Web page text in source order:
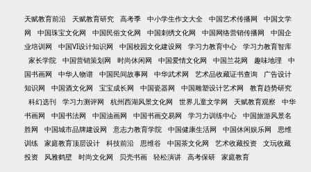
天赋教育前沿 天赋教育研究 高考季 中小学生作文大全 中国艺术传播网
中国文学
网
中国珠宝文化网 中国民俗文化网 中国刺绣文化网 中国网络营销传播网
中国企
业培训网
中国VI设计知识网 中国校园文化建设网 学习力教育中心
学习力教育智库
家长学院
中国营销策划网 时尚休闲网 中国爱情文化网 中国兰花网 趣味地理
中
国书画网
中华人物谱 中国民间故事网 中华武术网 艺术品收藏证书查询
广告设计
知识网
中国酒文化网 宝宝成长网 中国瓷器网 中国雕塑设计艺术网
教育趋势研究
科幻选刊
学习力测评网 杭州西湖风景文化网 世界儿童文学网 天赋教育观察
中华
书画网
中国书法网 中国油画网 中国书画交易网 学习力训练中心
中国旅游风景名
胜网
中国城市品牌建设网 意志力教育学院 中国健康生活网 中国休闲娱乐网
思维
训练
家庭教育顶层设计 科技前沿 思维谷 中国茶文化网 艺术收藏投资
文玩收藏
投资
风雅鹤壁 时尚文化网 贝壳书画 轻松演讲 高考保研 家庭教育